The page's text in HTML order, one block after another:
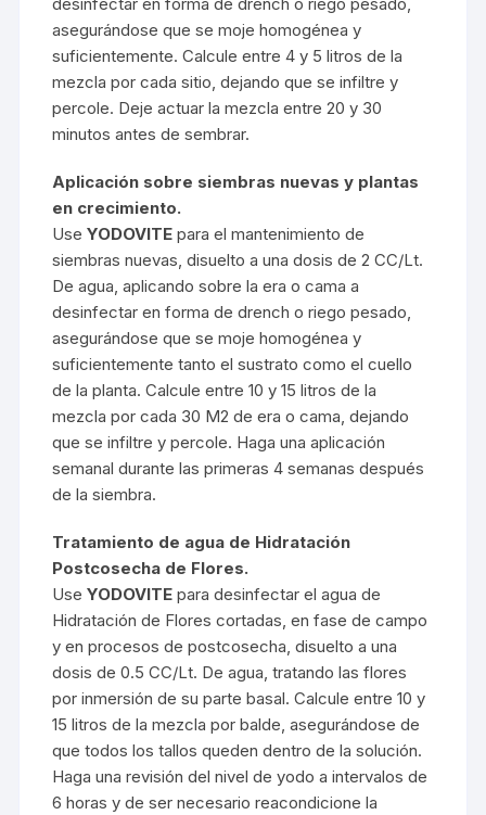
asegurándose que se moje homogénea y
suficientemente. Calcule entre 4 y 5 litros de la
mezcla por cada sitio, dejando que se infiltre y
percole. Deje actuar la mezcla entre 20 y 30
minutos antes de sembrar.
Aplicación sobre siembras nuevas y plantas
en crecimiento.
UseYODOVITE para el mantenimiento de
siembras nuevas, disuelto a una dosis de 2 CC/Lt.
De agua, aplicando sobre la era o cama a
desinfectar en forma de drench o riego pesado,
asegurándose que se moje homogénea y
suficientemente tanto el sustrato como el cuello
de la planta. Calcule entre 10 y 15 litros de la
mezcla por cada 30 M2 de era o cama, dejando
que se infiltre y percole. Haga una aplicación
semanal durante las primeras 4 semanas después
de la siembra.
Tratamiento de agua de Hidratación
Postcosecha de Flores.
UseYODOVITE para desinfectar el agua de
Hidratación de Flores cortadas, en fase de campo
y en procesos de postcosecha, disuelto a una
dosis de 0.5 CC/Lt. De agua, tratando las flores
por inmersión de su parte basal. Calcule entre 10 y
15 litros de la mezcla por balde, asegurándose de
que todos los tallos queden dentro de la solución.
Haga una revisión del nivel de yodo a intervalos de
6 horas y de ser necesario reacondicione la